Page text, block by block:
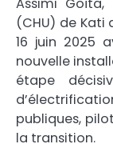
(CHU) de
16 juin 2025
nouvelle
étape
publiques,
la transition.